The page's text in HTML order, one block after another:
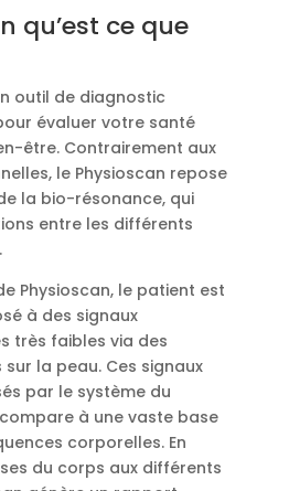
qu’est ce que
outil de diagnostic
évaluer votre santé
être. Contrairement aux
le Physioscan repose
la bio-résonance, qui
entre les différents
Physioscan, le patient est
à des signaux
très faibles via des
la peau. Ces signaux
par le système du
à une vaste base
corporelles. En
du corps aux différents